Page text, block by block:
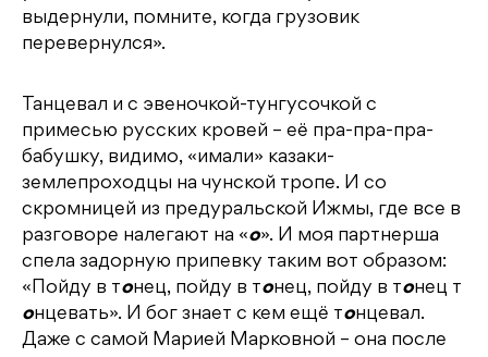
выдернули, помните, когда грузовик
перевернулся».
Танцевал и с эвеночкой-тунгусочкой с
примесью русских кровей – её пра-пра-пра-
бабушку, видимо, «имали» казаки-
землепроходцы на чунской тропе. И со
скромницей из предуральской Ижмы, где все в
разговоре налегают на «о». И моя партнерша
спела задорную припевку таким вот образом:
«Пойду в тонец, пойду в тонец, пойду в тонец т
онцевать». И бог знает с кем ещё тонцевал.
Даже с самой Марией Марковной – она после